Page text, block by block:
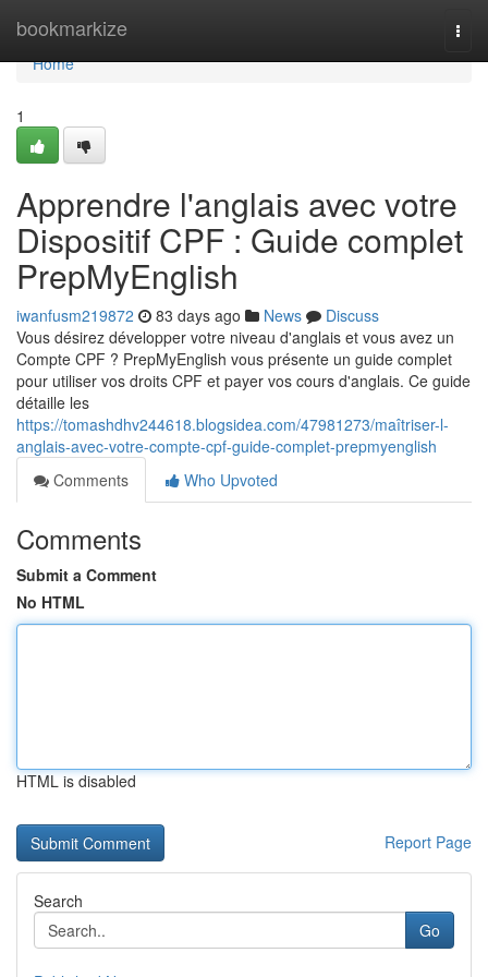
bookmarkize
Home
Home
1
Apprendre l'anglais avec votre
Dispositif CPF : Guide complet
PrepMyEnglish
iwanfusm219872 83 days ago News
Discuss
Vous désirez développer votre niveau d'anglais et vous avez un
Compte CPF ? PrepMyEnglish vous présente un guide complet
pour utiliser vos droits CPF et payer vos cours d'anglais. Ce guide
détaille les
https://tomashdhv244618.blogsidea.com/47981273/maîtriser-l-
anglais-avec-votre-compte-cpf-guide-complet-prepmyenglish
Comments
Who Upvoted
Comments
Submit a Comment
No HTML
HTML is disabled
Report Page
Search
Go